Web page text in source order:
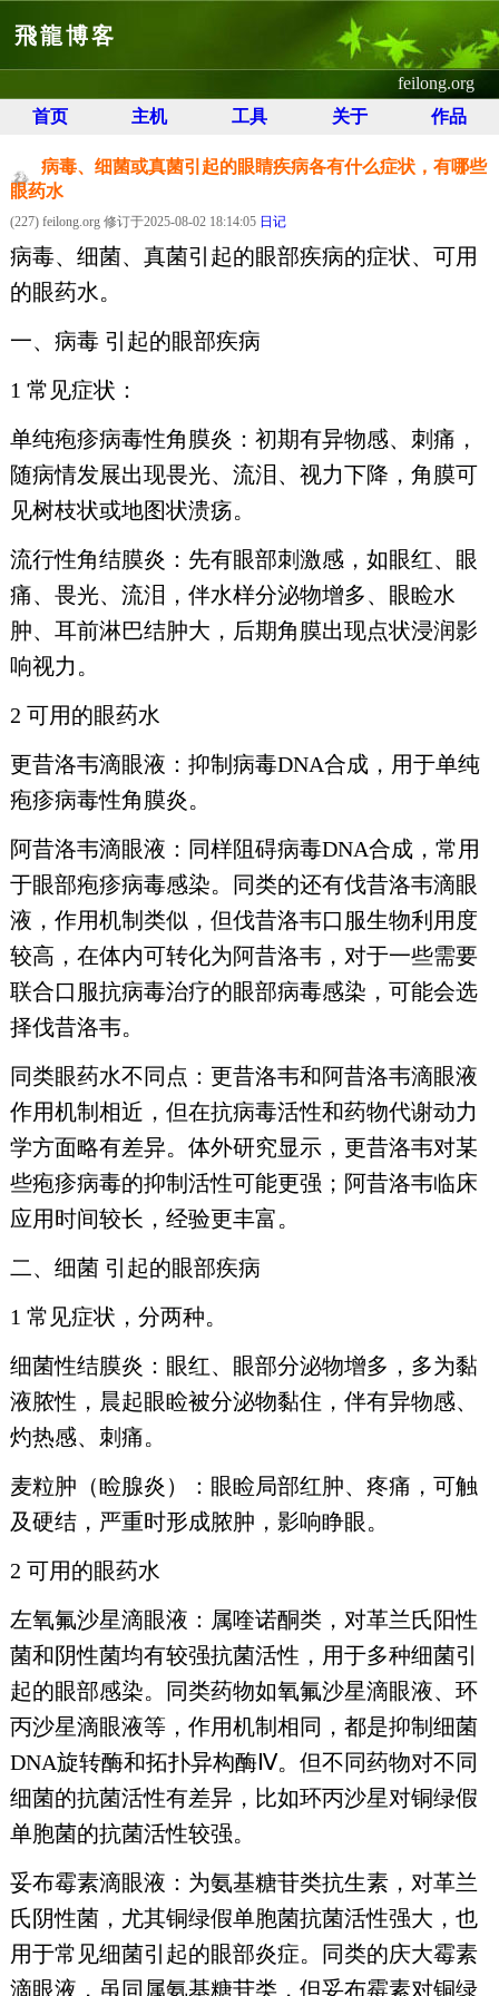
飛龍博客
feilong.org
首页
主机 工具 关于 作品
病毒、细菌或真菌引起的眼睛疾病各有什么症状，有哪些
眼药水
(227) feilong.org 修订于2025-08-02 18:14:05 日记
病毒、细菌、真菌引起的眼部疾病的症状、可用
的眼药水。
一、病毒 引起的眼部疾病
1 常见症状：
单纯疱疹病毒性角膜炎：初期有异物感、刺痛，
随病情发展出现畏光、流泪、视力下降，角膜可
见树枝状或地图状溃疡。
流行性角结膜炎：先有眼部刺激感，如眼红、眼
痛、畏光、流泪，伴水样分泌物增多、眼睑水
肿、耳前淋巴结肿大，后期角膜出现点状浸润影
响视力。
2 可用的眼药水
更昔洛韦滴眼液：抑制病毒DNA合成，用于单纯
疱疹病毒性角膜炎。
阿昔洛韦滴眼液：同样阻碍病毒DNA合成，常用
于眼部疱疹病毒感染。同类的还有伐昔洛韦滴眼
液，作用机制类似，但伐昔洛韦口服生物利用度
较高，在体内可转化为阿昔洛韦，对于一些需要
联合口服抗病毒治疗的眼部病毒感染，可能会选
择伐昔洛韦。
同类眼药水不同点：更昔洛韦和阿昔洛韦滴眼液
作用机制相近，但在抗病毒活性和药物代谢动力
学方面略有差异。体外研究显示，更昔洛韦对某
些疱疹病毒的抑制活性可能更强；阿昔洛韦临床
应用时间较长，经验更丰富。
二、细菌 引起的眼部疾病
1 常见症状，分两种。
细菌性结膜炎：眼红、眼部分泌物增多，多为黏
液脓性，晨起眼睑被分泌物黏住，伴有异物感、
灼热感、刺痛。
麦粒肿（睑腺炎）：眼睑局部红肿、疼痛，可触
及硬结，严重时形成脓肿，影响睁眼。
2 可用的眼药水
左氧氟沙星滴眼液：属喹诺酮类，对革兰氏阳性
菌和阴性菌均有较强抗菌活性，用于多种细菌引
起的眼部感染。同类药物如氧氟沙星滴眼液、环
丙沙星滴眼液等，作用机制相同，都是抑制细菌
DNA旋转酶和拓扑异构酶Ⅳ。但不同药物对不同
细菌的抗菌活性有差异，比如环丙沙星对铜绿假
单胞菌的抗菌活性较强。
妥布霉素滴眼液：为氨基糖苷类抗生素，对革兰
氏阴性菌，尤其铜绿假单胞菌抗菌活性强大，也
用于常见细菌引起的眼部炎症。同类的庆大霉素
滴眼液，虽同属氨基糖苷类，但妥布霉素对铜绿